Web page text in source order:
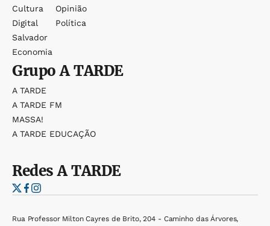
Cultura
Digital
Salvador
Economia
Opinião
Política
GrupoA TARDE
A TARDE
A TARDE FM
MASSA!
A TARDE EDUCAÇÃO
RedesA TARDE
Rua Professor Milton Cayres de Brito, 204 - Caminho das Árvores,